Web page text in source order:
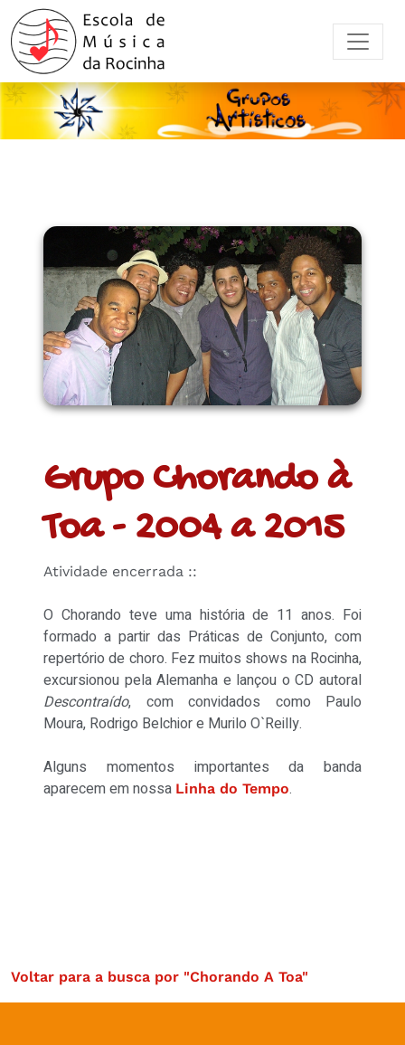
Grupo Chorando à
Toa - 2004 a 2015
Atividade encerrada ::
O Chorando teve uma história de 11 anos. Foi
formado a partir das Práticas de Conjunto, com
repertório de choro. Fez muitos shows na Rocinha,
excursionou pela Alemanha e lançou o CD autoral
Descontraído, com convidados como Paulo
Moura, Rodrigo Belchior e Murilo O`Reilly.
Alguns momentos importantes da banda
aparecem em nossa Linha do Tempo.
Voltar para a busca por "Chorando A Toa"